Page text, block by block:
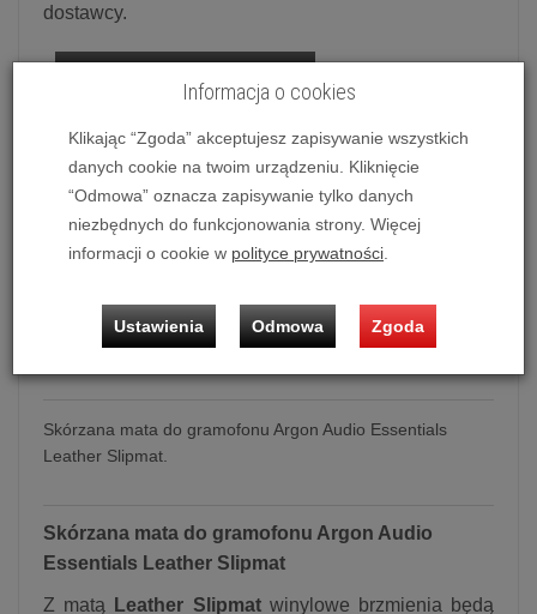
dostawcy.
Historia ceny
Ilość:
169,00 zł
dodaj do koszyka
Skórzana mata do gramofonu Argon Audio Essentials
Leather Slipmat.
Skórzana mata do gramofonu Argon Audio
Essentials Leather Slipmat
Z matą Leather Slipmatwinylowe brzmienia będą
Informacja o cookies
Klikając “Zgoda” akceptujesz zapisywanie wszystkich
danych cookie na twoim urządzeniu. Kliknięcie
“Odmowa” oznacza zapisywanie tylko danych
niezbędnych do funkcjonowania strony. Więcej
informacji o cookie w polityce prywatności.
Ustawienia Odmowa Zgoda